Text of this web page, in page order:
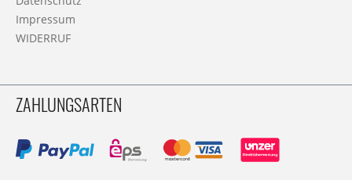
Impressum
WIDERRUF
ZAHLUNGSARTEN